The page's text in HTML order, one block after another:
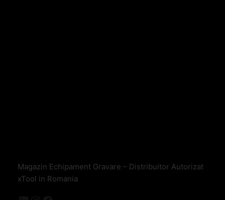
Magazin Echipament Gravare – Distribuitor Autorizat
xTool in Romania